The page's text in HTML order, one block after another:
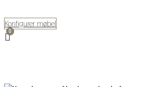
Konfigurer møbel